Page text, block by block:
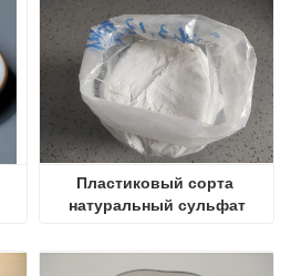
Пластиковый сорта
натуральный сульфат